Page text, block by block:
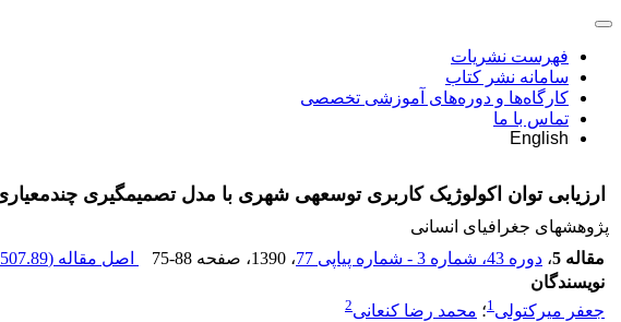
فهرست نشریات
سامانه نشر کتاب
کارگاه‌ها و دوره‌های آموزشی تخصصی
تماس با ما
English
ارزیابی توان اکولوژیک کاربری توسعه‎ی شهری با مدل تصمیم‎گیری چندمعیاری MCDM وGIS (مطالعه‎ی موردی: شهرستان ساری، استان مازندران)
پژوهشهای جغرافیای انسانی
مقاله 5
، دوره 43، شماره 3 - شماره پیاپی 77 ، 1390 ، صفحه 75-88 اصل مقاله (507.89 K
نویسندگان
جعفر میرکتولی1؛ محمد رضا کنعانی2